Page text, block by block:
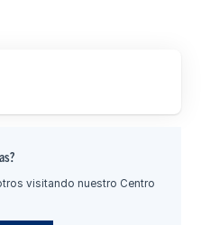
visitando nuestro Centro